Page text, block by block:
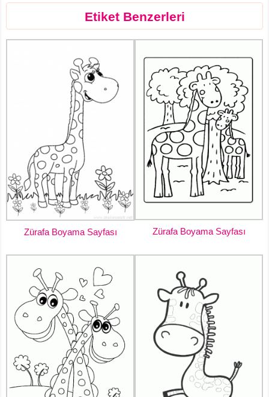
Etiket Benzerleri
Zürafa Boyama Sayfası Zürafa Boyama Sayfası